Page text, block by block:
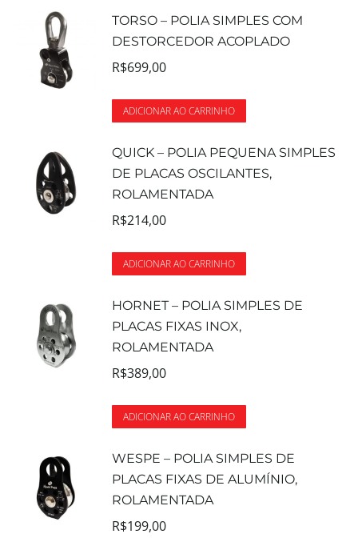
TORSO – POLIA SIMPLES COM
DESTORCEDOR ACOPLADO
R$699,00
ADICIONAR AO CARRINHO
QUICK – POLIA PEQUENA SIMPLES
DE PLACAS OSCILANTES,
ROLAMENTADA
R$214,00
ADICIONAR AO CARRINHO
HORNET – POLIA SIMPLES DE
PLACAS FIXAS INOX,
ROLAMENTADA
R$389,00
ADICIONAR AO CARRINHO
WESPE – POLIA SIMPLES DE
PLACAS FIXAS DE ALUMÍNIO,
ROLAMENTADA
R$199,00